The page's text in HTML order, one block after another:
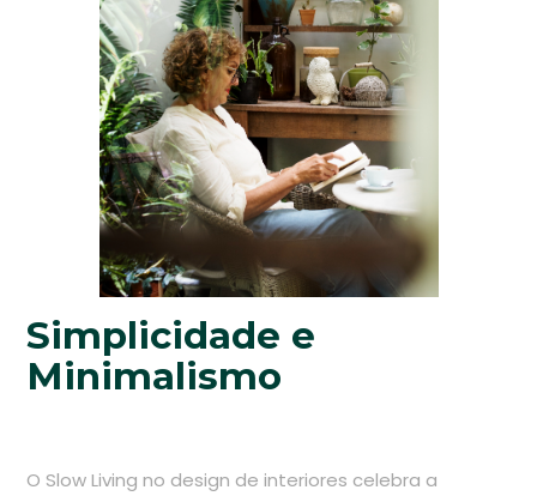
Simplicidade e
Minimalismo
O Slow Living no design de interiores celebra a